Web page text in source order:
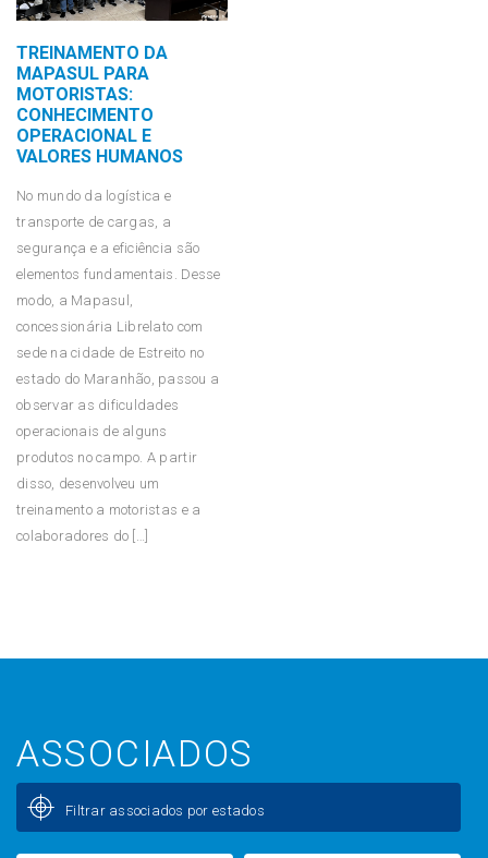
TREINAMENTO DA
MAPASUL PARA
MOTORISTAS:
CONHECIMENTO
OPERACIONAL E
VALORES HUMANOS
No mundo da logística e
transporte de cargas, a
segurança e a eficiência são
elementos fundamentais. Desse
modo, a Mapasul,
concessionária Librelato com
sede na cidade de Estreito no
estado do Maranhão, passou a
observar as dificuldades
operacionais de alguns
produtos no campo. A partir
disso, desenvolveu um
treinamento a motoristas e a
colaboradores do […]
ASSOCIADOS
Filtrar associados por estados